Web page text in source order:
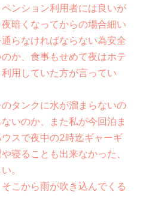
ンション利用者には良いが
暗くなってからの場合細い
らなければならない為安全
か、食事もせめて夜はホテ
用していた方が言ってい
タンクに水が溜まらないの
いのか、また私が今回泊ま
スで夜中の2時迄ギャーギ
寝ることも出来なかった、
。
こから雨が吹き込んでくる